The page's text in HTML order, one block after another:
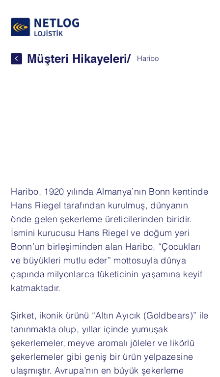
Haribo
/
Müşteri Hikayeleri
Haribo, 1920 yılında Almanya’nın Bonn kentinde
Hans Riegel tarafından kurulmuş, dünyanın
önde gelen şekerleme üreticilerinden biridir.
İsmini kurucusu Hans Riegel ve doğum yeri
Bonn’un birleşiminden alan Haribo, “Çocukları
ve büyükleri mutlu eder” mottosuyla dünya
çapında milyonlarca tüketicinin yaşamına keyif
katmaktadır.
Şirket, ikonik ürünü “Altın Ayıcık (Goldbears)” ile
tanınmakta olup, yıllar içinde yumuşak
şekerlemeler, meyve aromalı jöleler ve likörlü
şekerlemeler gibi geniş bir ürün yelpazesine
ulaşmıştır. Avrupa’nın en büyük şekerleme